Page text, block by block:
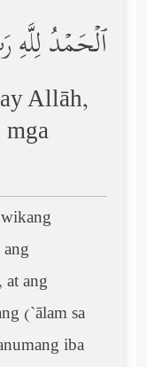
ٱلۡحَمۡدُ لِلَّهِ
Allāh,
ang
(`ālam sa
iba